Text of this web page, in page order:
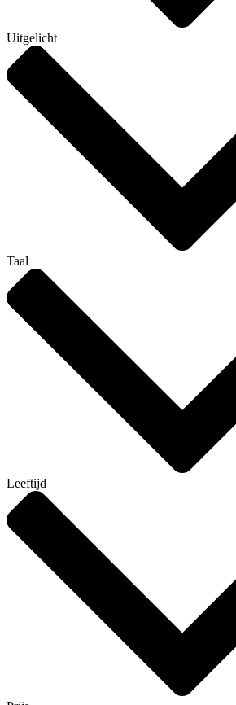
Uitgelicht
Taal
Leeftijd